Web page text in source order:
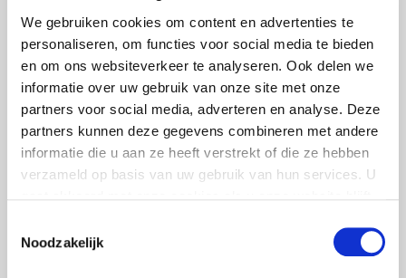
We gebruiken cookies om content en advertenties te
personaliseren, om functies voor social media te bieden
en om ons websiteverkeer te analyseren. Ook delen we
informatie over uw gebruik van onze site met onze
partners voor social media, adverteren en analyse. Deze
partners kunnen deze gegevens combineren met andere
informatie die u aan ze heeft verstrekt of die ze hebben
verzameld op basis van uw gebruik van hun services. U
Noodzakelijk
Om de plaatselijke economie te steunen in dit